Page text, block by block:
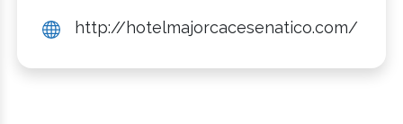
http://hotelmajorcacesenatico.com/